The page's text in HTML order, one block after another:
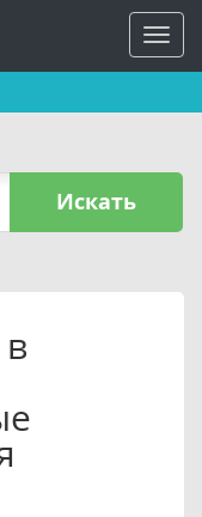
Искать